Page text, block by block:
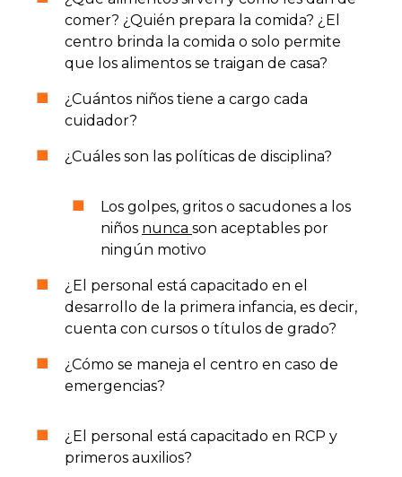
comer? ¿Quién prepara la comida? ¿El
centro brinda la comida o solo permite
que los alimentos se traigan de casa?
¿Cuántos niños tiene a cargo cada
cuidador?
¿Cuáles son las políticas de disciplina?
Los golpes, gritos o sacudones a los
niños nunca son aceptables por
ningún motivo
¿El personal está capacitado en el
desarrollo de la primera infancia, es decir,
cuenta con cursos o títulos de grado?
¿Cómo se maneja el centro en caso de
emergencias?
¿El personal está capacitado en RCP y
primeros auxilios?